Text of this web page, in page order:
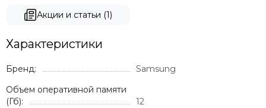
Акции и статьи (1)
Характеристики
Бренд:
Samsung
Объем оперативной памяти
(Гб):
12